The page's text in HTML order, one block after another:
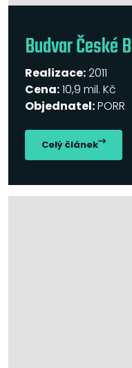
Budvar České
Realizace:2011
Cena:10,9 mil. Kč
Objednatel:PORR
Celý článek